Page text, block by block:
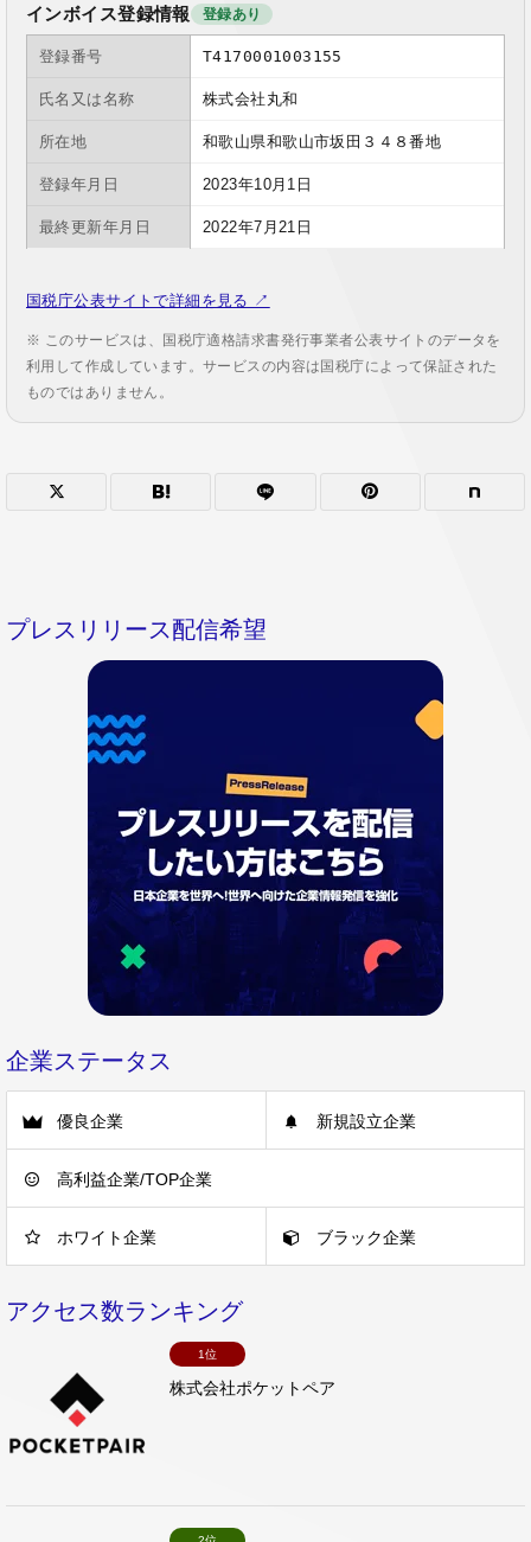
インボイス登録情報 登録あり
登録番号 T4170001003155
氏名又は名称 株式会社丸和
所在地 和歌山県和歌山市坂田３４８番地
登録年月日 2023年10月1日
最終更新年月日 2022年7月21日
国税庁公表サイトで詳細を見る ↗
※ このサービスは、国税庁適格請求書発行事業者公表サイトのデータを
利用して作成しています。サービスの内容は国税庁によって保証された
ものではありません。
プレスリリース配信希望
企業ステータス
優良企業 新規設立企業
高利益企業/TOP企業
ホワイト企業 ブラック企業
アクセス数ランキング
1位
株式会社ポケットペア